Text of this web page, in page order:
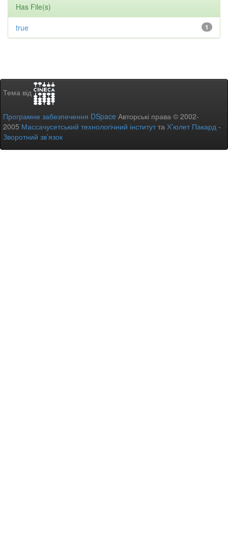
Has File(s)
1
true
Тема від
Програмне забезпечення DSpace Авторські права © 2002-
2005 Массачусетський технологічний інститутта Х’юлет Пакард -
Зворотний зв’язок